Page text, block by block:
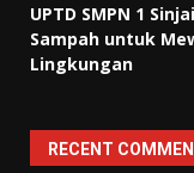
UPTD SMPN 1
Sampah untuk
Lingkungan
RECENT